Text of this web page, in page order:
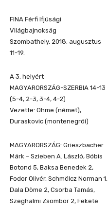
FINA Férfi Ifjúsági
Világbajnokság
Szombathely, 2018. augusztus
11-19.
A 3. helyért
MAGYARORSZÁG-SZERBIA 14-13
(5-4, 2-3, 3-4, 4-2)
Vezette: Ohme (német),
Duraskovic (montenegrói)
MAGYARORSZÁG: Grieszbacher
Márk – Szieben A. László, Bóbis
Botond 5, Baksa Benedek 2,
Fodor Olivér, Schmölcz Norman 1,
Dala Döme 2, Csorba Tamás,
Szeghalmi Zsombor 2, Fekete